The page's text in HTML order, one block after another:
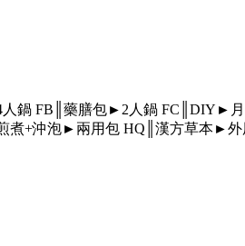
鍋 FB║藥膳包►2人鍋 FC║DIY►
煮+沖泡►兩用包 HQ║漢方草本►外